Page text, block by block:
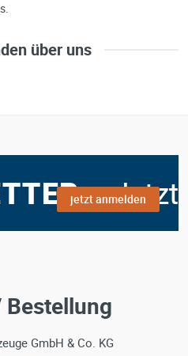
über uns
jetzt anmelden
GmbH & Co. KG